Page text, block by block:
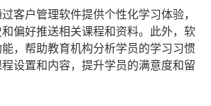
客户管理软件提供个性化学习体验，
偏好推送相关课程和资料。此外，软
，帮助教育机构分析学员的学习习惯
设置和内容，提升学员的满意度和留